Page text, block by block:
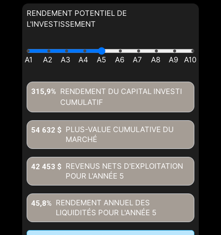
RENDEMENT POTENTIEL DE
L'INVESTISSEMENT
RENDEMENT DU CAPITAL INVESTI
CUMULATIF
315,9%
PLUS-VALUE CUMULATIVE DU
MARCHÉ
54 632 $
REVENUS NETS D'EXPLOITATION
POUR L'ANNÉE 5
42 453 $
RENDEMENT ANNUEL DES
LIQUIDITÉS POUR L'ANNÉE 5
45,8%